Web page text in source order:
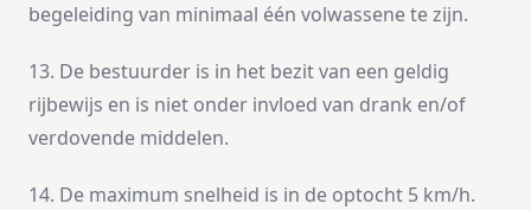
begeleiding van minimaal één volwassene te zijn.
13. De bestuurder is in het bezit van een geldig
rijbewijs en is niet onder invloed van drank en/of
verdovende middelen.
14. De maximum snelheid is in de optocht 5 km/h.